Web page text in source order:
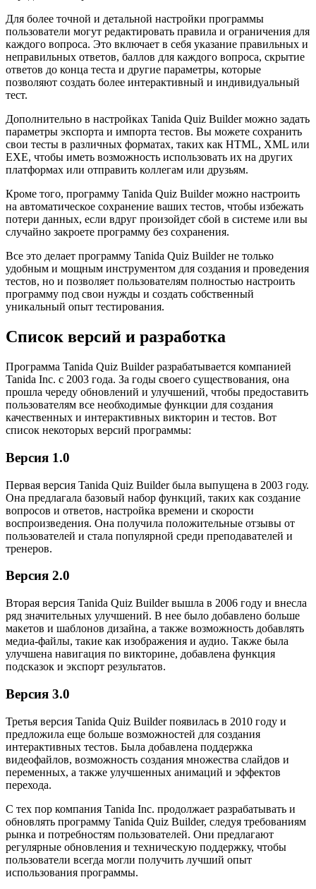
Для более точной и детальной настройки программы
пользователи могут редактировать правила и ограничения для
каждого вопроса. Это включает в себя указание правильных и
неправильных ответов, баллов для каждого вопроса, скрытие
ответов до конца теста и другие параметры, которые
позволяют создать более интерактивный и индивидуальный
тест.
Дополнительно в настройках Tanida Quiz Builder можно задать
параметры экспорта и импорта тестов. Вы можете сохранить
свои тесты в различных форматах, таких как HTML, XML или
EXE, чтобы иметь возможность использовать их на других
платформах или отправить коллегам или друзьям.
Кроме того, программу Tanida Quiz Builder можно настроить
на автоматическое сохранение ваших тестов, чтобы избежать
потери данных, если вдруг произойдет сбой в системе или вы
случайно закроете программу без сохранения.
Все это делает программу Tanida Quiz Builder не только
удобным и мощным инструментом для создания и проведения
тестов, но и позволяет пользователям полностью настроить
программу под свои нужды и создать собственный
уникальный опыт тестирования.
Список версий и разработка
Программа Tanida Quiz Builder разрабатывается компанией
Tanida Inc. с 2003 года. За годы своего существования, она
прошла череду обновлений и улучшений, чтобы предоставить
пользователям все необходимые функции для создания
качественных и интерактивных викторин и тестов. Вот
список некоторых версий программы:
Версия 1.0
Первая версия Tanida Quiz Builder была выпущена в 2003 году.
Она предлагала базовый набор функций, таких как создание
вопросов и ответов, настройка времени и скорости
воспроизведения. Она получила положительные отзывы от
пользователей и стала популярной среди преподавателей и
тренеров.
Версия 2.0
Вторая версия Tanida Quiz Builder вышла в 2006 году и внесла
ряд значительных улучшений. В нее было добавлено больше
макетов и шаблонов дизайна, а также возможность добавлять
медиа-файлы, такие как изображения и аудио. Также была
улучшена навигация по викторине, добавлена функция
подсказок и экспорт результатов.
Версия 3.0
Третья версия Tanida Quiz Builder появилась в 2010 году и
предложила еще больше возможностей для создания
интерактивных тестов. Была добавлена поддержка
видеофайлов, возможность создания множества слайдов и
переменных, а также улучшенных анимаций и эффектов
перехода.
С тех пор компания Tanida Inc. продолжает разрабатывать и
обновлять программу Tanida Quiz Builder, следуя требованиям
рынка и потребностям пользователей. Они предлагают
регулярные обновления и техническую поддержку, чтобы
пользователи всегда могли получить лучший опыт
использования программы.